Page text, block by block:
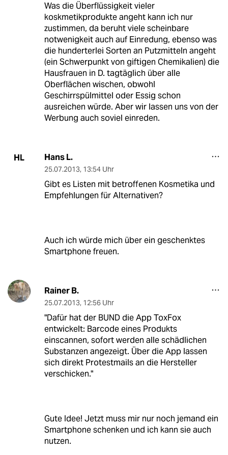
Was die Überflüssigkeit vieler
koskmetikprodukte angeht kann ich nur
zustimmen, da beruht viele scheinbare
notwenigkeit auch auf Einredung, ebenso was
die hunderterlei Sorten an Putzmitteln angeht
(ein Schwerpunkt von giftigen Chemikalien) die
Hausfrauen in D. tagtäglich über alle
Oberflächen wischen, obwohl
Geschirrspülmittel oder Essig schon
ausreichen würde. Aber wir lassen uns von der
Werbung auch soviel einreden.
HL Hans L.
25.07.2013, 13:54 Uhr
Gibt es Listen mit betroffenen Kosmetika und
Empfehlungen für Alternativen?
Auch ich würde mich über ein geschenktes
Smartphone freuen.
Rainer B.
25.07.2013, 12:56 Uhr
"Dafür hat der BUND die App ToxFox
entwickelt: Barcode eines Produkts
einscannen, sofort werden alle schädlichen
Substanzen angezeigt. Über die App lassen
sich direkt Protestmails an die Hersteller
verschicken."
Gute Idee! Jetzt muss mir nur noch jemand ein
Smartphone schenken und ich kann sie auch
nutzen.